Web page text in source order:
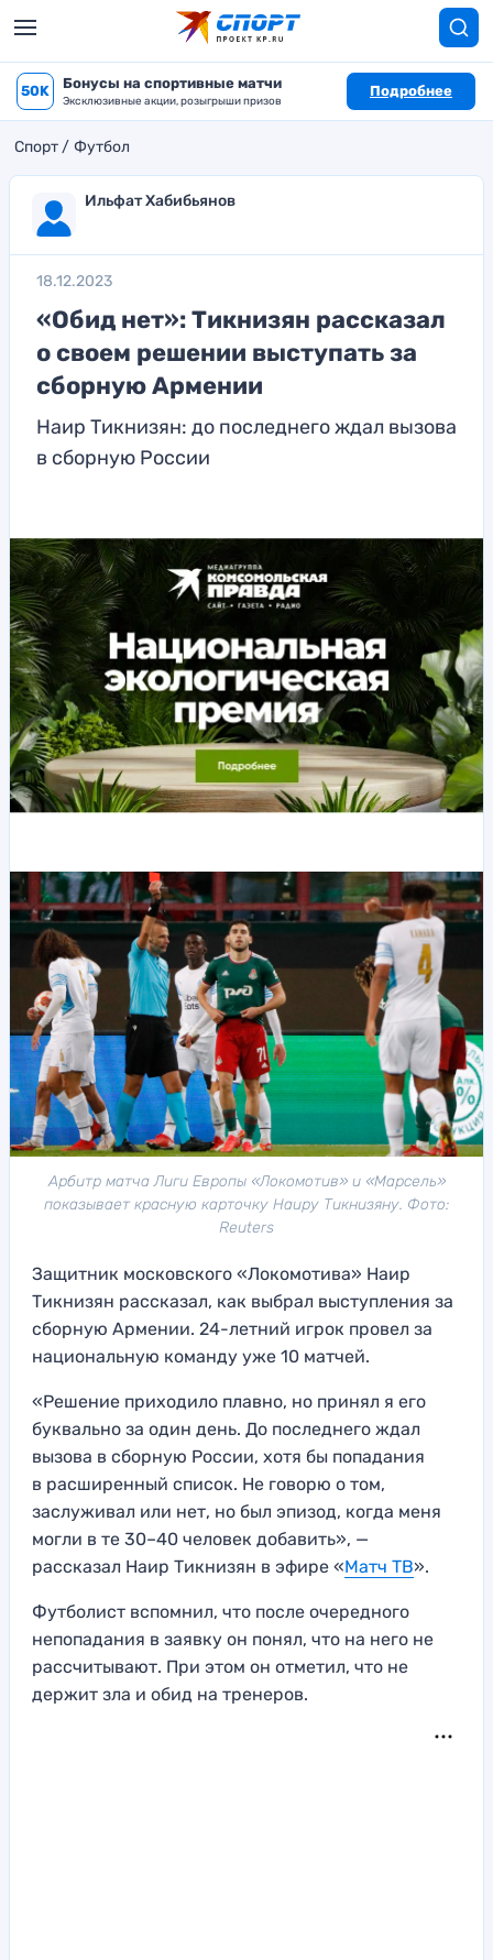
50K Бонусы на спортивные матчи
Эксклюзивные акции, розыгрыши призов
Подробнее
Спорт Футбол
Ильфат Хабибьянов
18.12.2023
«Обид нет»: Тикнизян рассказал
о своем решении выступать за
сборную Армении
Наир Тикнизян: до последнего ждал вызова
в сборную России
Арбитр матча Лиги Европы «Локомотив» и «Марсель»
показывает красную карточку Наиру Тикнизяну. Фото:
Reuters
Защитник московского «Локомотива» Наир
Тикнизян рассказал, как выбрал выступления за
сборную Армении. 24-летний игрок провел за
национальную команду уже 10 матчей.
«Решение приходило плавно, но принял я его
буквально за один день. До последнего ждал
вызова в сборную России, хотя бы попадания
в расширенный список. Не говорю о том,
заслуживал или нет, но был эпизод, когда меня
могли в те 30–40 человек добавить», —
рассказал Наир Тикнизян в эфире «Матч ТВ».
Футболист вспомнил, что после очередного
непопадания в заявку он понял, что на него не
рассчитывают. При этом он отметил, что не
держит зла и обид на тренеров.